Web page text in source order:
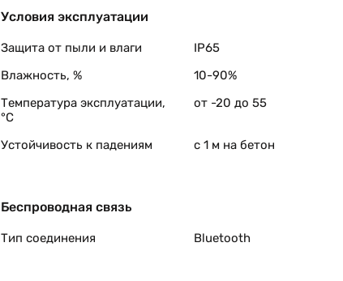
Условия эксплуатации
Защита от пыли и влаги
IP65
Влажность, %
10-90%
Температура эксплуатации,
°C
от -20 до 55
Устойчивость к падениям с 1 м на бетон
Беспроводная связь
Тип соединения Bluetooth